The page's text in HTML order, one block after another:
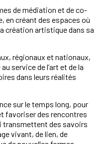
de médiation et de co-
en créant des espaces où
création artistique dans sa
régionaux et nationaux,
service del’art et de la
dans leurs réalités
sur le temps long, pour
favoriser des rencontres
transmettent des savoirs
vivant, de lien, de